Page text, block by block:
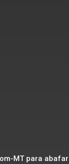
MT para abafar